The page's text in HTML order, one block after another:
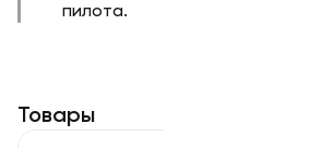
пилота.
Товары